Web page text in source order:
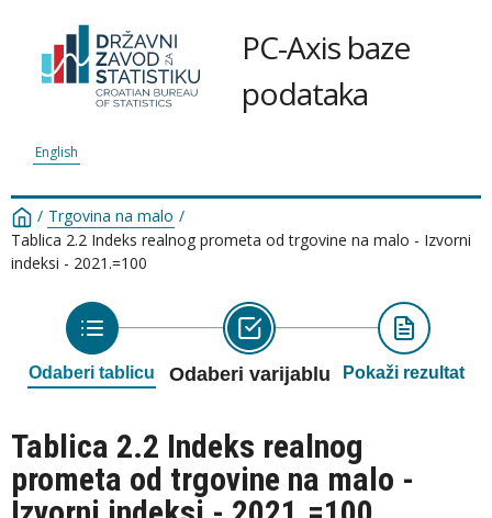
PC-Axis baze
podataka
English
/ Trgovina na malo /
Tablica 2.2 Indeks realnog prometa od trgovine na malo - Izvorni
indeksi - 2021.=100
Odaberi tablicu Odaberi varijablu Pokaži rezultat
Tablica 2.2 Indeks realnog
prometa od trgovine na malo -